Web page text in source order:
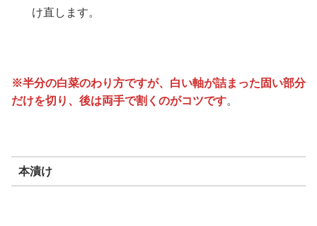
け直します。
※半分の白菜のわり方ですが、白い軸が詰まった固い部分
だけを切り、後は両手で割くのがコツです。
本漬け